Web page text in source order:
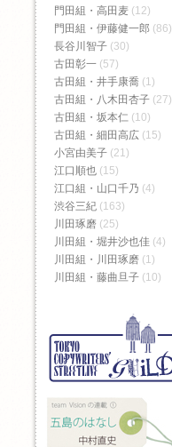
門田組・高田麦 (12)
門田組・伊藤健一郎 (86)
長谷川智子 (30)
古田彰一 (57)
古田組・井手康喬 (1)
古田組・八木田杏子 (27)
古田組・坂本仁 (10)
古田組・細田高広 (15)
小宮由美子 (21)
江口順也 (15)
江口組・山口千乃 (4)
渋谷三紀 (163)
川田琢磨 (25)
川田組・堀井沙也佳 (4)
川田組・川田琢磨 (1)
川田組・藤曲旦子 (10)